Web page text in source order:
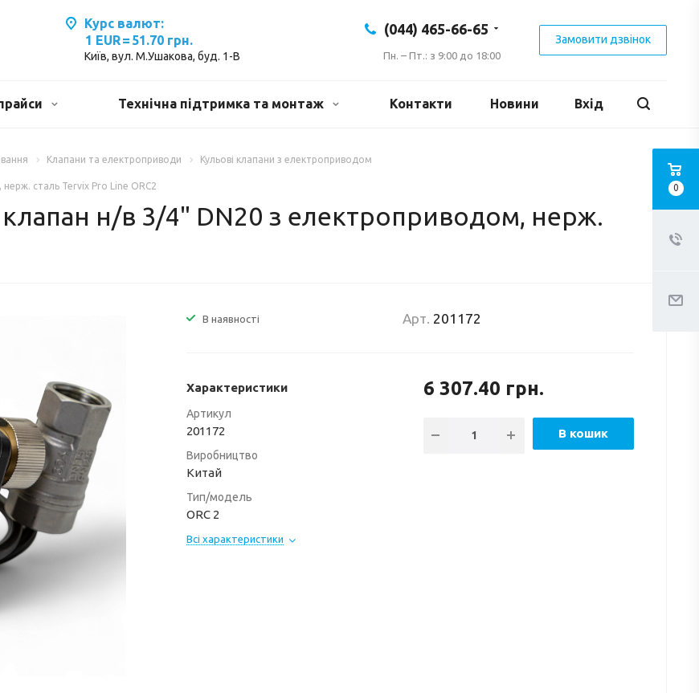
(044) 465-66-65
Пн. – Пт.: з 9:00 до 18:00
Замовити дзвінок
Курс валют:
1 EUR= 51.70 грн.
Київ, вул. М.Ушакова, буд. 1-В
Вхід
Технічна підтримка та монтаж Контакти Новини
Клапани та електроприводи Кульові клапани з електроприводом
сталь Tervix Pro Line ORC2
н/в 3/4" DN20 з електроприводом, нерж.
В наявності Арт. 201172
Характеристики
Артикул
201172
Виробництво
Китай
Тип/модель
ORC 2
Всі характеристики
6 307.40 грн.
В кошик
0